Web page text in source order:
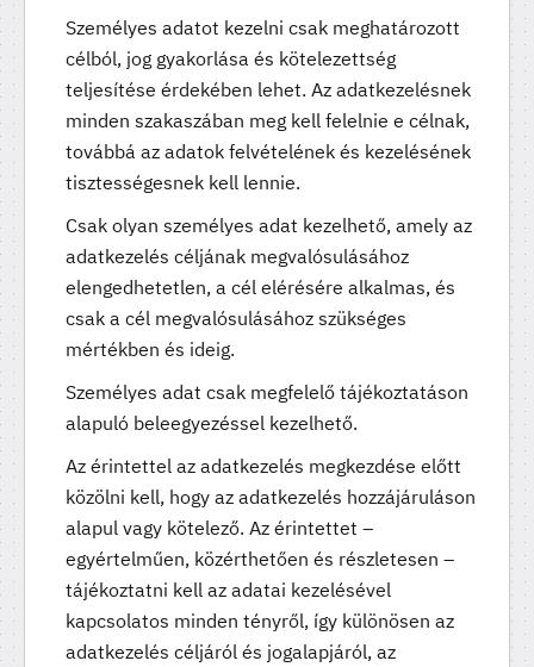
Személyes adatot kezelni csak meghatározott
célból, jog gyakorlása és kötelezettség
teljesítése érdekében lehet. Az adatkezelésnek
minden szakaszában meg kell felelnie e célnak,
továbbá az adatok felvételének és kezelésének
tisztességesnek kell lennie.
Csak olyan személyes adat kezelhető, amely az
adatkezelés céljának megvalósulásához
elengedhetetlen, a cél elérésére alkalmas, és
csak a cél megvalósulásához szükséges
mértékben és ideig.
Személyes adat csak megfelelő tájékoztatáson
alapuló beleegyezéssel kezelhető.
Az érintettel az adatkezelés megkezdése előtt
közölni kell, hogy az adatkezelés hozzájáruláson
alapul vagy kötelező. Az érintettet –
egyértelműen, közérthetően és részletesen –
tájékoztatni kell az adatai kezelésével
kapcsolatos minden tényről, így különösen az
adatkezelés céljáról és jogalapjáról, az